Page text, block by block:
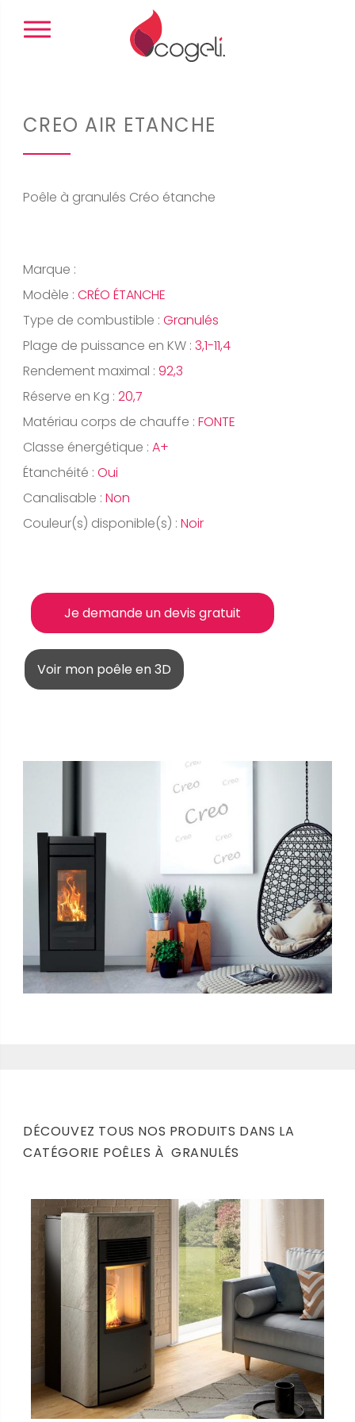
Panneau de gestion des cookies
CREO AIR ETANCHE
Poêle à granulés Créo étanche
Marque :
Modèle : CRÉO ÉTANCHE
Type de combustible : Granulés
Plage de puissance en KW : 3,1-11,4
Rendement maximal : 92,3
Réserve en Kg : 20,7
Matériau corps de chauffe : FONTE
Classe énergétique : A+
Étanchéité : Oui
Canalisable : Non
Couleur(s) disponible(s) : Noir
Je demande un devis gratuit
Voir mon poêle en 3D
DÉCOUVEZ TOUS NOS PRODUITS DANS LA
CATÉGORIE POÊLES À GRANULÉS